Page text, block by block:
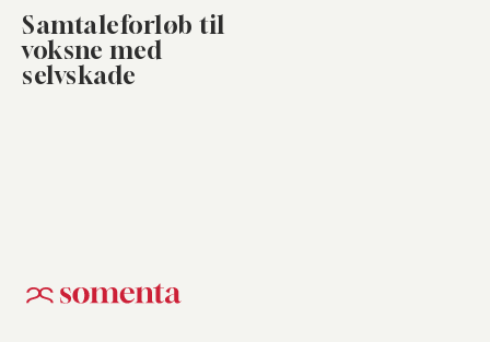
Samtaleforløb til
voksne med
selvskade